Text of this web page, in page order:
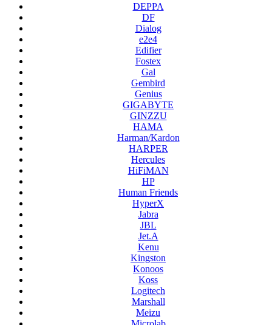
DEPPA
DF
Dialog
e2e4
Edifier
Fostex
Gal
Gembird
Genius
GIGABYTE
GINZZU
HAMA
Harman/Kardon
HARPER
Hercules
HiFiMAN
HP
Human Friends
HyperX
Jabra
JBL
Jet.A
Kenu
Kingston
Konoos
Koss
Logitech
Marshall
Meizu